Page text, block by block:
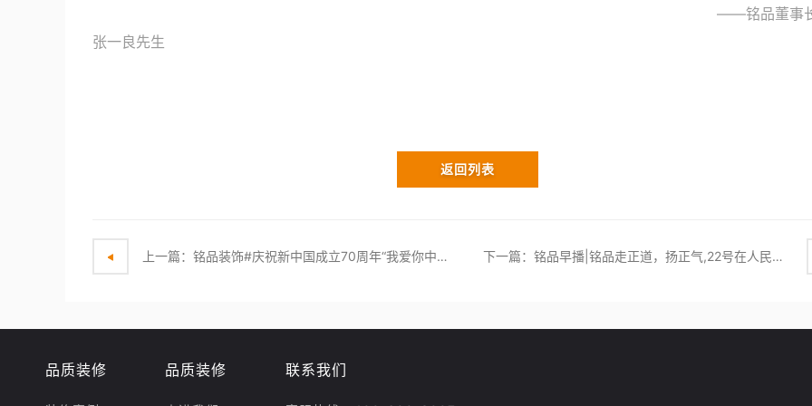
——铭品董事长
张一良先生
返回列表
上一篇：铭品装饰#庆祝新中国成立70周年“我爱你中国”歌咏比赛在省人民大会堂隆重举办！ 下一篇：铭品早播|铭品走正道，扬正气,22号在人民大会堂歌咏比赛即将开始
品质装修 品质装修 联系我们